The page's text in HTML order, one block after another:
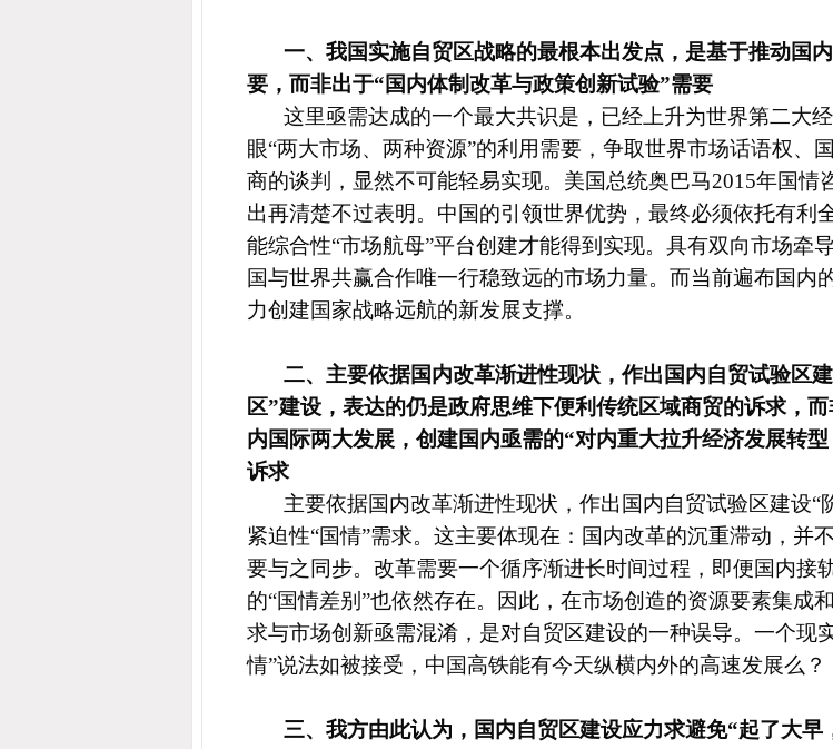
一、我国实施自贸区战略的最根本出发点，是基于推动国
要，而非出于“国内体制改革与政策创新试验”需要
这里亟需达成的一个最大共识是，已经上升为世界第二大
眼“两大市场、两种资源”的利用需要，争取世界市场话语权、
商的谈判，显然不可能轻易实现。美国总统奥巴马2015年国情
出再清楚不过表明。中国的引领世界优势，最终必须依托有利
能综合性“市场航母”平台创建才能得到实现。具有双向市场牵
国与世界共赢合作唯一行稳致远的市场力量。而当前遍布国内
力创建国家战略远航的新发展支撑。
二、主要依据国内改革渐进性现状，作出国内自贸试验区
区”建设，表达的仍是政府思维下便利传统区域商贸的诉求，
内国际两大发展，创建国内亟需的“对内重大拉升经济发展转
诉求
主要依据国内改革渐进性现状，作出国内自贸试验区建设
紧迫性“国情”需求。这主要体现在：国内改革的沉重滞动，并
要与之同步。 改革需要一个循序渐进长时间过程，即便国内接
的“国情差别”也依然存在。因此，在市场创造的资源要素集成
求与市场创新亟需混淆，是对自贸区建设的一种误导。一个现
情”说法如被接受，中国高铁能有今天纵横内外的高速发展么？
三、我方由此认为，国内自贸区建设应力求避免“起了大